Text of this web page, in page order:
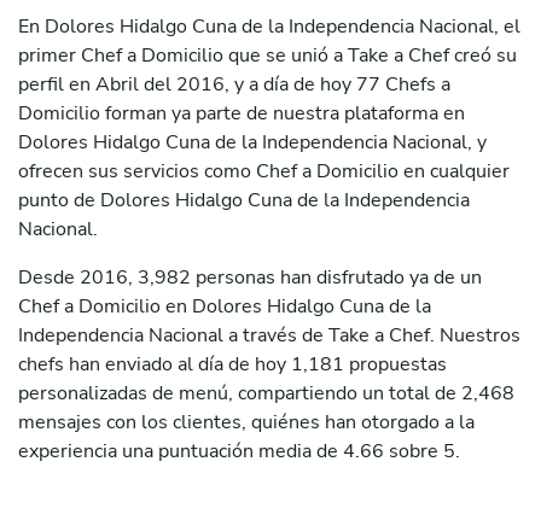
En Dolores Hidalgo Cuna de la Independencia Nacional, el
primer Chef a Domicilio que se unió a Take a Chef creó su
perfil en Abril del 2016, y a día de hoy 77 Chefs a
Domicilio forman ya parte de nuestra plataforma en
Dolores Hidalgo Cuna de la Independencia Nacional, y
ofrecen sus servicios como Chef a Domicilio en cualquier
punto de Dolores Hidalgo Cuna de la Independencia
Nacional.
Desde 2016, 3,982 personas han disfrutado ya de un
Chef a Domicilio en Dolores Hidalgo Cuna de la
Independencia Nacional a través de Take a Chef. Nuestros
chefs han enviado al día de hoy 1,181 propuestas
personalizadas de menú, compartiendo un total de 2,468
mensajes con los clientes, quiénes han otorgado a la
experiencia una puntuación media de 4.66 sobre 5.